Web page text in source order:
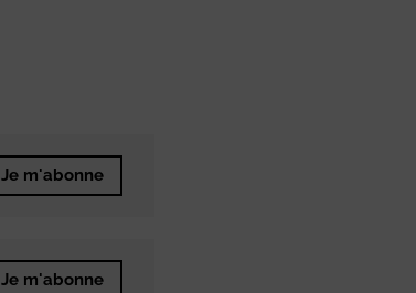
Je m'abonne
Je m'abonne